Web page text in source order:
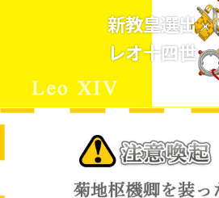
新教皇選出
レオ十四世